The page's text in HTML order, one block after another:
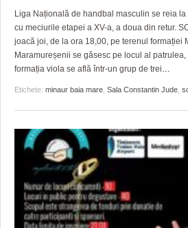
Liga Națională de handbal masculin se reia
cu meciurile etapei a XV-a, a doua din retur.
joacă joi, de la ora 18,00, pe terenul formației
Maramureșenii se găsesc pe locul al
formația viola se află într-un grup de trei…
Etichete: minaur baia mare Sala Constantin Jude